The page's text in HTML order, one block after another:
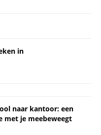
in
naar kantoor: een
met je meebeweegt